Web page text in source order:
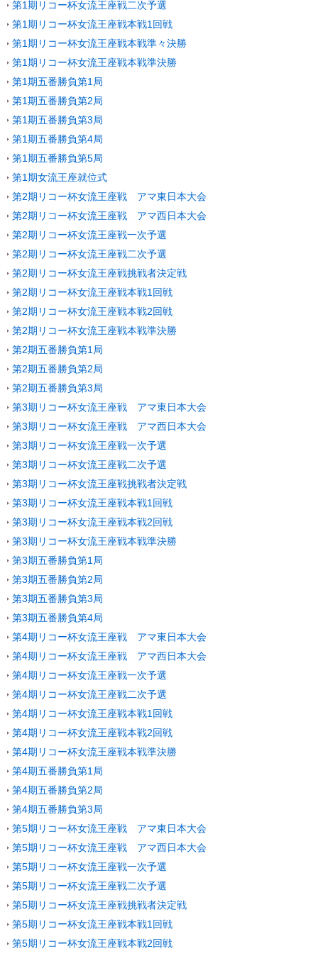
第1期リコー杯女流王座戦二次予選
第1期リコー杯女流王座戦本戦1回戦
第1期リコー杯女流王座戦本戦準々決勝
第1期リコー杯女流王座戦本戦準決勝
第1期五番勝負第1局
第1期五番勝負第2局
第1期五番勝負第3局
第1期五番勝負第4局
第1期五番勝負第5局
第1期女流王座就位式
第2期リコー杯女流王座戦 アマ東日本大会
第2期リコー杯女流王座戦 アマ西日本大会
第2期リコー杯女流王座戦一次予選
第2期リコー杯女流王座戦二次予選
第2期リコー杯女流王座戦挑戦者決定戦
第2期リコー杯女流王座戦本戦1回戦
第2期リコー杯女流王座戦本戦2回戦
第2期リコー杯女流王座戦本戦準決勝
第2期五番勝負第1局
第2期五番勝負第2局
第2期五番勝負第3局
第3期リコー杯女流王座戦 アマ東日本大会
第3期リコー杯女流王座戦 アマ西日本大会
第3期リコー杯女流王座戦一次予選
第3期リコー杯女流王座戦二次予選
第3期リコー杯女流王座戦挑戦者決定戦
第3期リコー杯女流王座戦本戦1回戦
第3期リコー杯女流王座戦本戦2回戦
第3期リコー杯女流王座戦本戦準決勝
第3期五番勝負第1局
第3期五番勝負第2局
第3期五番勝負第3局
第3期五番勝負第4局
第4期リコー杯女流王座戦 アマ東日本大会
第4期リコー杯女流王座戦 アマ西日本大会
第4期リコー杯女流王座戦一次予選
第4期リコー杯女流王座戦二次予選
第4期リコー杯女流王座戦本戦1回戦
第4期リコー杯女流王座戦本戦2回戦
第4期リコー杯女流王座戦本戦準決勝
第4期五番勝負第1局
第4期五番勝負第2局
第4期五番勝負第3局
第5期リコー杯女流王座戦 アマ東日本大会
第5期リコー杯女流王座戦 アマ西日本大会
第5期リコー杯女流王座戦一次予選
第5期リコー杯女流王座戦二次予選
第5期リコー杯女流王座戦挑戦者決定戦
第5期リコー杯女流王座戦本戦1回戦
第5期リコー杯女流王座戦本戦2回戦